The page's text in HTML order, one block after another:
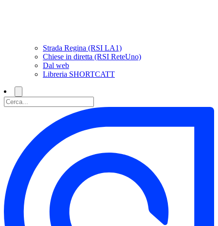
Strada Regina (RSI LA1)
Chiese in diretta (RSI ReteUno)
Dal web
Libreria SHORTCATT